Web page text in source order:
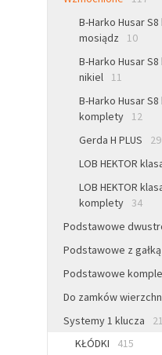
B-Harko Husar S8
mosiądz
10
B-Harko Husar S8
nikiel
11
B-Harko Husar S8
komplety
12
Gerda H PLUS
29
LOB HEKTOR
LOB HEKTOR
komplety
34
Podstawowe
Podstawowe z gałką
Podstawowe
Do zamków
Systemy 1 klucza
21
KŁÓDKI
415